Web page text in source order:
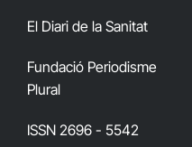
El Diari de la Sanitat
Fundació Periodisme
Plural
ISSN 2696 - 5542